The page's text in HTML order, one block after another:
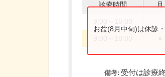
診療時間 月
お盆(8月中旬)は休診
備考: 受付は診療